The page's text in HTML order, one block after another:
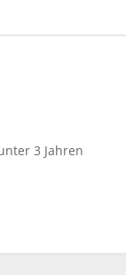
3 Jahren